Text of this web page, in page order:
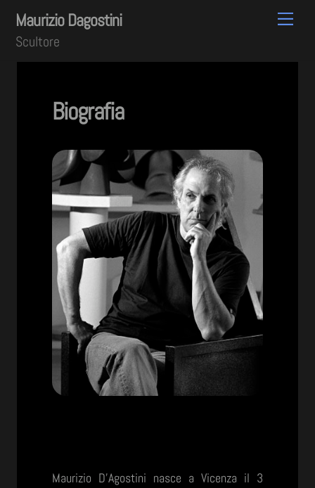
Skip
content
Maurizio Dagostini
Scultore
Biografia
Maurizio D’Agostini nasce a Vicenza il 3